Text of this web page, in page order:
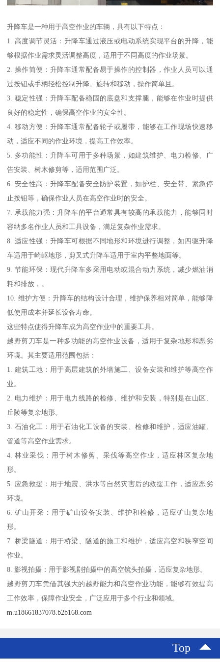
升降车是一种用于高空作业的车辆，具有以下特点：
1. 高度调节灵活：升降车通过液压或电动系统实现平台的升降，能
够根据作业需求灵活调整高度，适用于不同高度的作业场景。
2. 操作简便：升降车通常配备易于操作的控制器，作业人员可以通
过按钮或手柄轻松控制升降、旋转和移动，操作简单且。
3. 稳定性强：升降车配备稳固的底盘和支撑腿，能够在作业时提供
良好的稳定性，确保高空作业的安全性。
4. 移动方便：升降车通常配备轮子或履带，能够在工作现场快速移
动，适应不同的作业环境，提高工作效率。
5. 多功能性：升降车可用于多种场景，如建筑维护、电力检修、广
告安装、树木修剪等，适用范围广泛。
6. 安全性高：升降车配备安全防护装置，如护栏、安全带、紧急停
止按钮等，确保作业人员在高空作业时的安全。
7. 承载能力强：升降车的平台通常具有较高的承载能力，能够同时
容纳多名作业人员和工具设备，满足复杂作业需求。
8. 适应性强：升降车可根据不同地形和环境进行调整，如四驱升降
车适用于崎岖地形，剪叉式升降车适用于室内平整地面等。
9. 节能环保：现代升降车多采用电动或混合动力系统，减少燃油消
耗和排放，。
10. 维护方便：升降车的结构设计合理，维护保养相对简单，能够降
低使用成本并延长设备寿命。
这些特点使得升降车成为高空作业中的重要工具。
越野剪刀车是一种多功能的高空作业设备，适用于复杂地形和恶劣
环境。其主要适用范围包括：
1. 建筑工地：用于高层建筑的外墙施工、设备安装和维护等高空作
业。
2. 电力维护：用于电力线路的检修、维护和安装，特别是在山区、
丘陵等复杂地形。
3. 石油化工：用于石油化工设备的安装、检修和维护，适应油罐、
管道等高空作业需求。
4. 林业采伐：用于树木修剪、采伐等高空作业，适应林区复杂地
形。
5. 应急救援：用于地震、洪水等自然灾害后的救援工作，适应恶劣
环境。
6. 矿山开采：用于矿山设备安装、维护和检修，适应矿山复杂地
形。
7. 桥梁隧道：用于桥梁、隧道的施工和维护，适应高空和狭窄空间
作业。
8. 影视拍摄：用于影视剧拍摄中的高空镜头拍摄，适应复杂地形。
越野剪刀车凭借其强大的越野能力和高空作业功能，能够有效提高
工作效率，保障作业安全，广泛应用于多个行业和领域。
m.u18661837078.b2b168.com
Top